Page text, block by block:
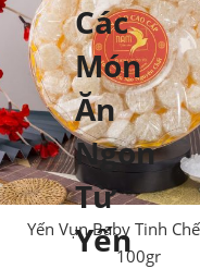
Yến Vụn Baby Tinh
100gr
Các
Món
Ăn
Ngon
Từ
Yến